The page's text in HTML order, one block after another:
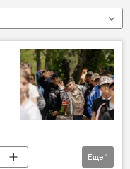
Еще 1